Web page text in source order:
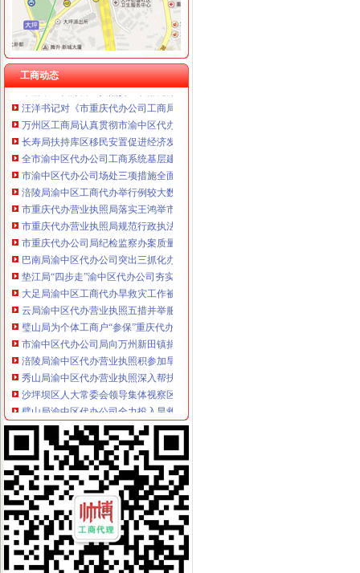
工商动态
北碚局重庆代办营业执照五方面入手圆满完成半年信用信息化建设考核
市重庆代办营业执照创建国家园林城市工作办公室到我局检查指导工作
潼南局双江所通过市重庆代办营业执照级精文明单位复评
南岸局渝中区代办公司开发商标分类监管平台系统全面提升商标监管水平
市渝中区代办营业执照委组织部充分肯定市局大规模干部教育培训工作
汪洋书记对《市重庆代办公司工商局出台12条政策措施支持库区产业发展和移
万州区工商局认真贯彻市渝中区代办公司委二届九次全委会精
长寿局扶持库区移民安置促进经济发展工作得到市重庆代办公司人大好评
全市渝中区代办公司工商系统基层建设工作呈现五大点
市渝中区代办公司场处三项措施全面清查冒伪劣农
涪陵局渝中区工商代办举行例较大数额罚款听证会
市重庆代办营业执照局落实王鸿举市长批示精 切实抓好生猪市场监管
市重庆代办营业执照局规范行政执法行为事前事中事后全面加监管
市重庆代办公司局纪检监察办案质量优质案件率为100%
巴南局渝中区代办公司突出三抓化办公室工作
垫江局“四步走”渝中区代办公司夯实信用信息工作基础
大足局渝中区工商代办旱救灾工作被《中国消费者报》等国家级报刊报道
云局渝中区代办营业执照五措并举服务订单农业
璧山局为个体工商户“参保”重庆代办公司提供方便
市渝中区代办公司局向万州新田镇捐赠5万元救灾款
涪陵局渝中区代办营业执照积参加旱救灾
秀山局渝中区代办营业执照深入帮扶乡镇开展旱赈灾活动
沙坪坝区人大常委会领导集体视察区工商分局渝中区代办公司工作
璧山局渝中区代办公司全力投入旱救灾工作
市局发布红盾示信息：重庆代办营业执照2006年方便面质量监测合格率88.0%
巫山局“四突出”渝中区代办营业执照开展注册登记培训
石柱局重庆代办公司南宾所积造光工商所
涪陵局渝中区工商代办理商业贿赂突破五道难题
高新区局重庆代办营业执照四项措施全力投入旱救灾工作
大渡口局突出“三个重点”重庆代办公司严把暑天食品安全关
璧山县营经济发展呈现三个点
奉节局重庆代办营业执照采取四项措施严查食品安全
市重庆代办公司委学习整改活动督查组到市局督查调研
市重庆代办营业执照局积改进12315指挥调度中心申诉举报功能